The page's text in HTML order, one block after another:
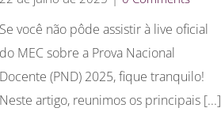
Se você não pôde assistir à live oficial
do MEC sobre a Prova Nacional
Docente (PND) 2025, fique tranquilo!
Neste artigo, reunimos os principais [...]